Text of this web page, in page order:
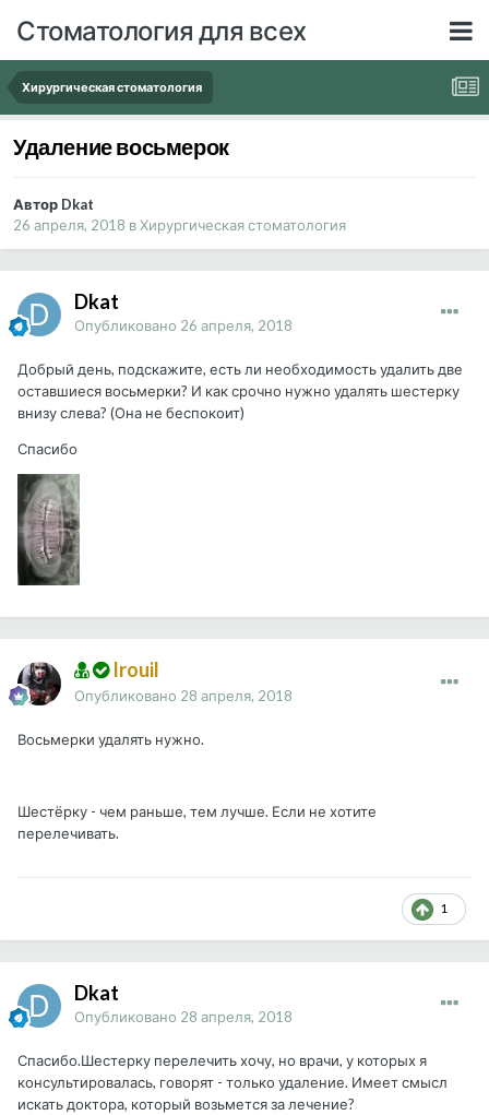
Стоматология для всех
Хирургическая стоматология
Удаление восьмерок
Автор Dkat
26 апреля, 2018 вХирургическая стоматология
Dkat
Опубликовано 26 апреля, 2018
Добрый день, подскажите, есть ли необходимость удалить две
оставшиеся восьмерки? И как срочно нужно удалять шестерку
внизу слева? (Она не беспокоит)
Спасибо
Irouil
Опубликовано 28 апреля, 2018
Восьмерки удалять нужно.
Шестёрку - чем раньше, тем лучше. Если не хотите
перелечивать.
1
Dkat
Опубликовано 28 апреля, 2018
Спасибо.Шестерку перелечить хочу, но врачи, у которых я
консультировалась, говорят - только удаление. Имеет смысл
искать доктора, который возьмется за лечение?